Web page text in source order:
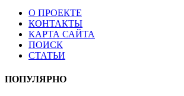
О ПРОЕКТЕ
КОНТАКТЫ
КАРТА САЙТА
ПОИСК
СТАТЬИ
ПОПУЛЯРНО